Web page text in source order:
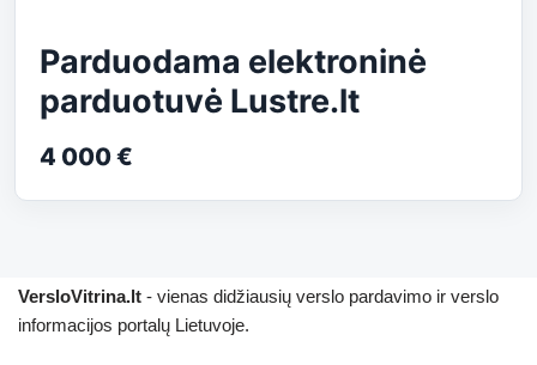
Parduodama elektroninė
parduotuvė Lustre.lt
4 000 €
VersloVitrina.lt - vienas didžiausių verslo pardavimo ir verslo
informacijos portalų Lietuvoje.